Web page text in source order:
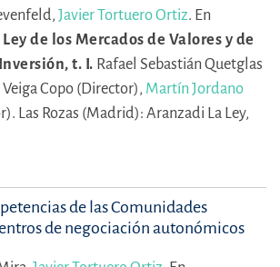
Javier Tortuero Ortiz. En
de los Mercados de Valores y de
t. I. Rafael Sebastián Quetglas
Veiga Copo (Director), Martín Jordano
Las Rozas (Madrid): Aranzadi La Ley,
de las Comunidades
de negociación autonómicos